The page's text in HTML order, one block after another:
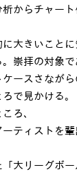
からチャート
大きいことに
崇拝の対象で
ースさながら
で見かける。
ろ、
ティストを輩
大リーグボ